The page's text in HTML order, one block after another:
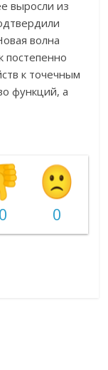
выросли из
волна
постепенно
к точечным
функций, а
0 0